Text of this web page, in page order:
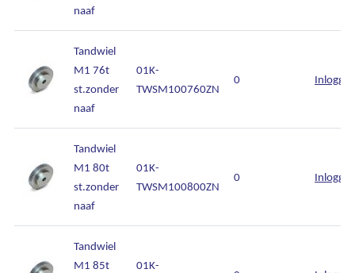
naaf
Tandwiel
M1 76t
st.zonder
naaf
01K-
TWSM100760ZN
0 Inloggen
Tandwiel
M1 80t
st.zonder
naaf
01K-
TWSM100800ZN
0 Inloggen
Tandwiel
M1 85t
01K-